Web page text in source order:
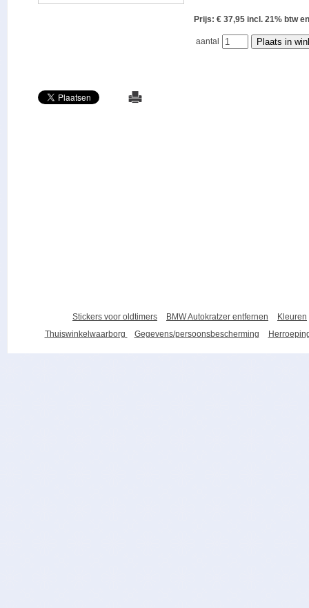
Prijs: € 37,95 incl. 21% btw
aantal
Stickers voor oldtimers BMW Autokratzer entfernen
Kleuren
Thuiswinkelwaarborg
Gegevens/persoonsbescherming